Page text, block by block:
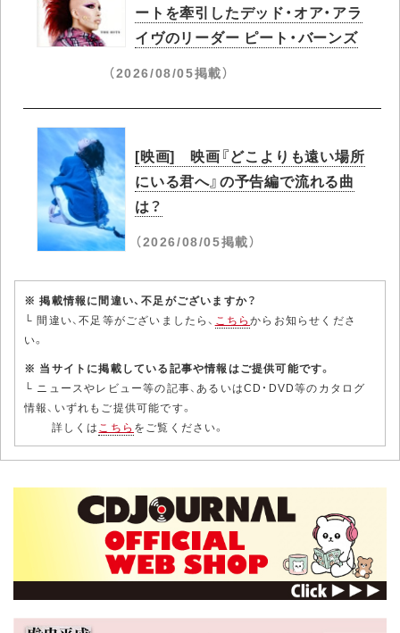
ートを牽引したデッド・オア・アラ
イヴのリーダー ピート・バーンズ
（2026/08/05掲載）
[映画] 映画『どこよりも遠い場所
にいる君へ』の予告編で流れる曲
は？
（2026/08/05掲載）
※ 掲載情報に間違い、不足がございますか？
└ 間違い、不足等がございましたら、 こちらからお知らせくださ
い。
※ 当サイトに掲載している記事や情報はご提供可能です。
└ ニュースやレビュー等の記事、あるいはCD・DVD等のカタログ
情報、いずれもご提供可能です。
詳しくはこちら をご覧ください。